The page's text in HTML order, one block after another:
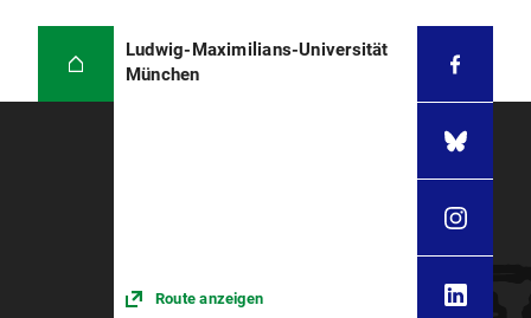
Ludwig-Maximilians-Universität
München
Route anzeigen